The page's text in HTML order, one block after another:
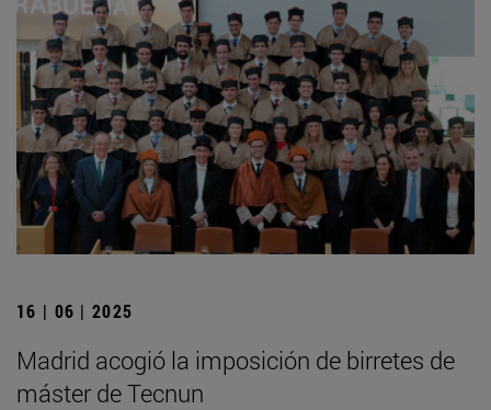
16 | 06 | 2025
Madrid acogió la imposición de birretes de
máster de Tecnun